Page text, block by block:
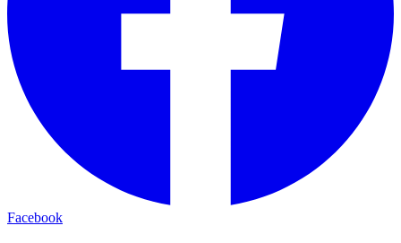
Facebook